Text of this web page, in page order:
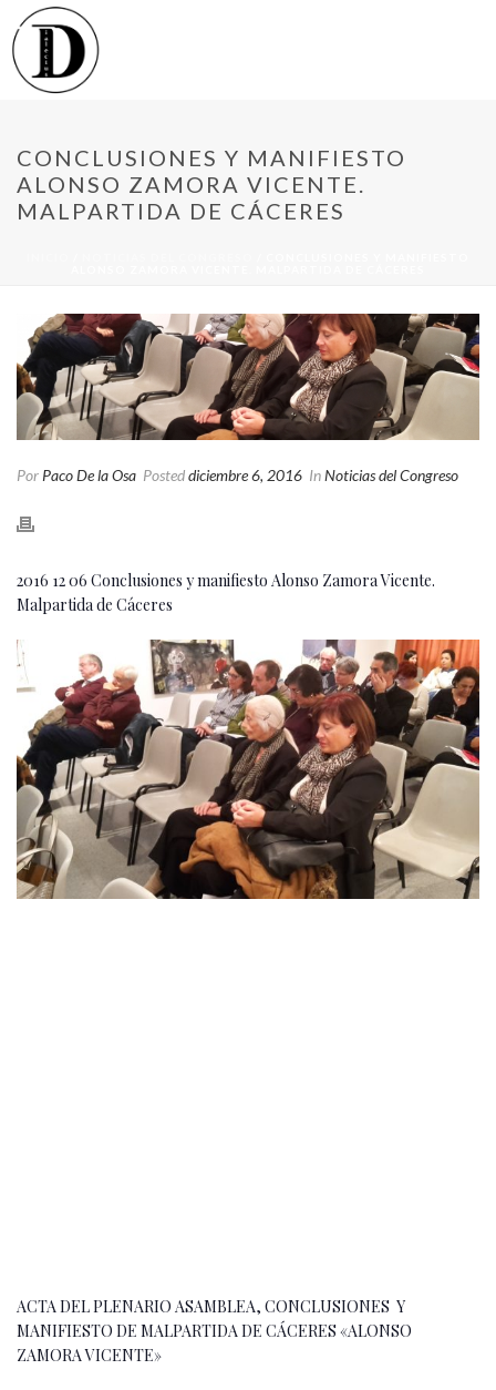
CONCLUSIONES Y MANIFIESTO
ALONSO ZAMORA VICENTE.
MALPARTIDA DE CÁCERES
Por Paco De la Osa Posteddiciembre 6, 2016 InNoticias del Congreso
2016 12 06 Conclusiones y manifiesto Alonso Zamora Vicente.
Malpartida de Cáceres
ACTA DEL PLENARIO ASAMBLEA, CONCLUSIONES Y
MANIFIESTO DE MALPARTIDA DE CÁCERES «ALONSO
ZAMORA VICENTE»